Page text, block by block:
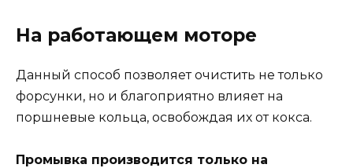
На работающем моторе
Данный способ позволяет очистить не только
форсунки, но и благоприятно влияет на
поршневые кольца, освобождая их от кокса.
Промывка производится только на